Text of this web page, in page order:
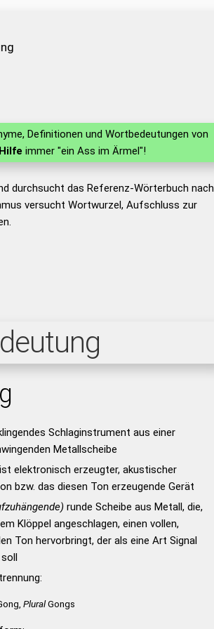
Definitionen und Wortbedeutungen von
immer "ein Ass im Ärmel"!
durchsucht das Referenz-Wörterbuch nach
versucht Wortwurzel, Aufschluss zur
Schlaginstrument aus einer
Metallscheibe
elektronisch erzeugter, akustischer
bzw. das diesen Ton erzeugende Gerät
runde Scheibe aus Metall, die,
Klöppel angeschlagen, einen vollen,
Ton hervorbringt, der als eine Art Signal
PluralGongs